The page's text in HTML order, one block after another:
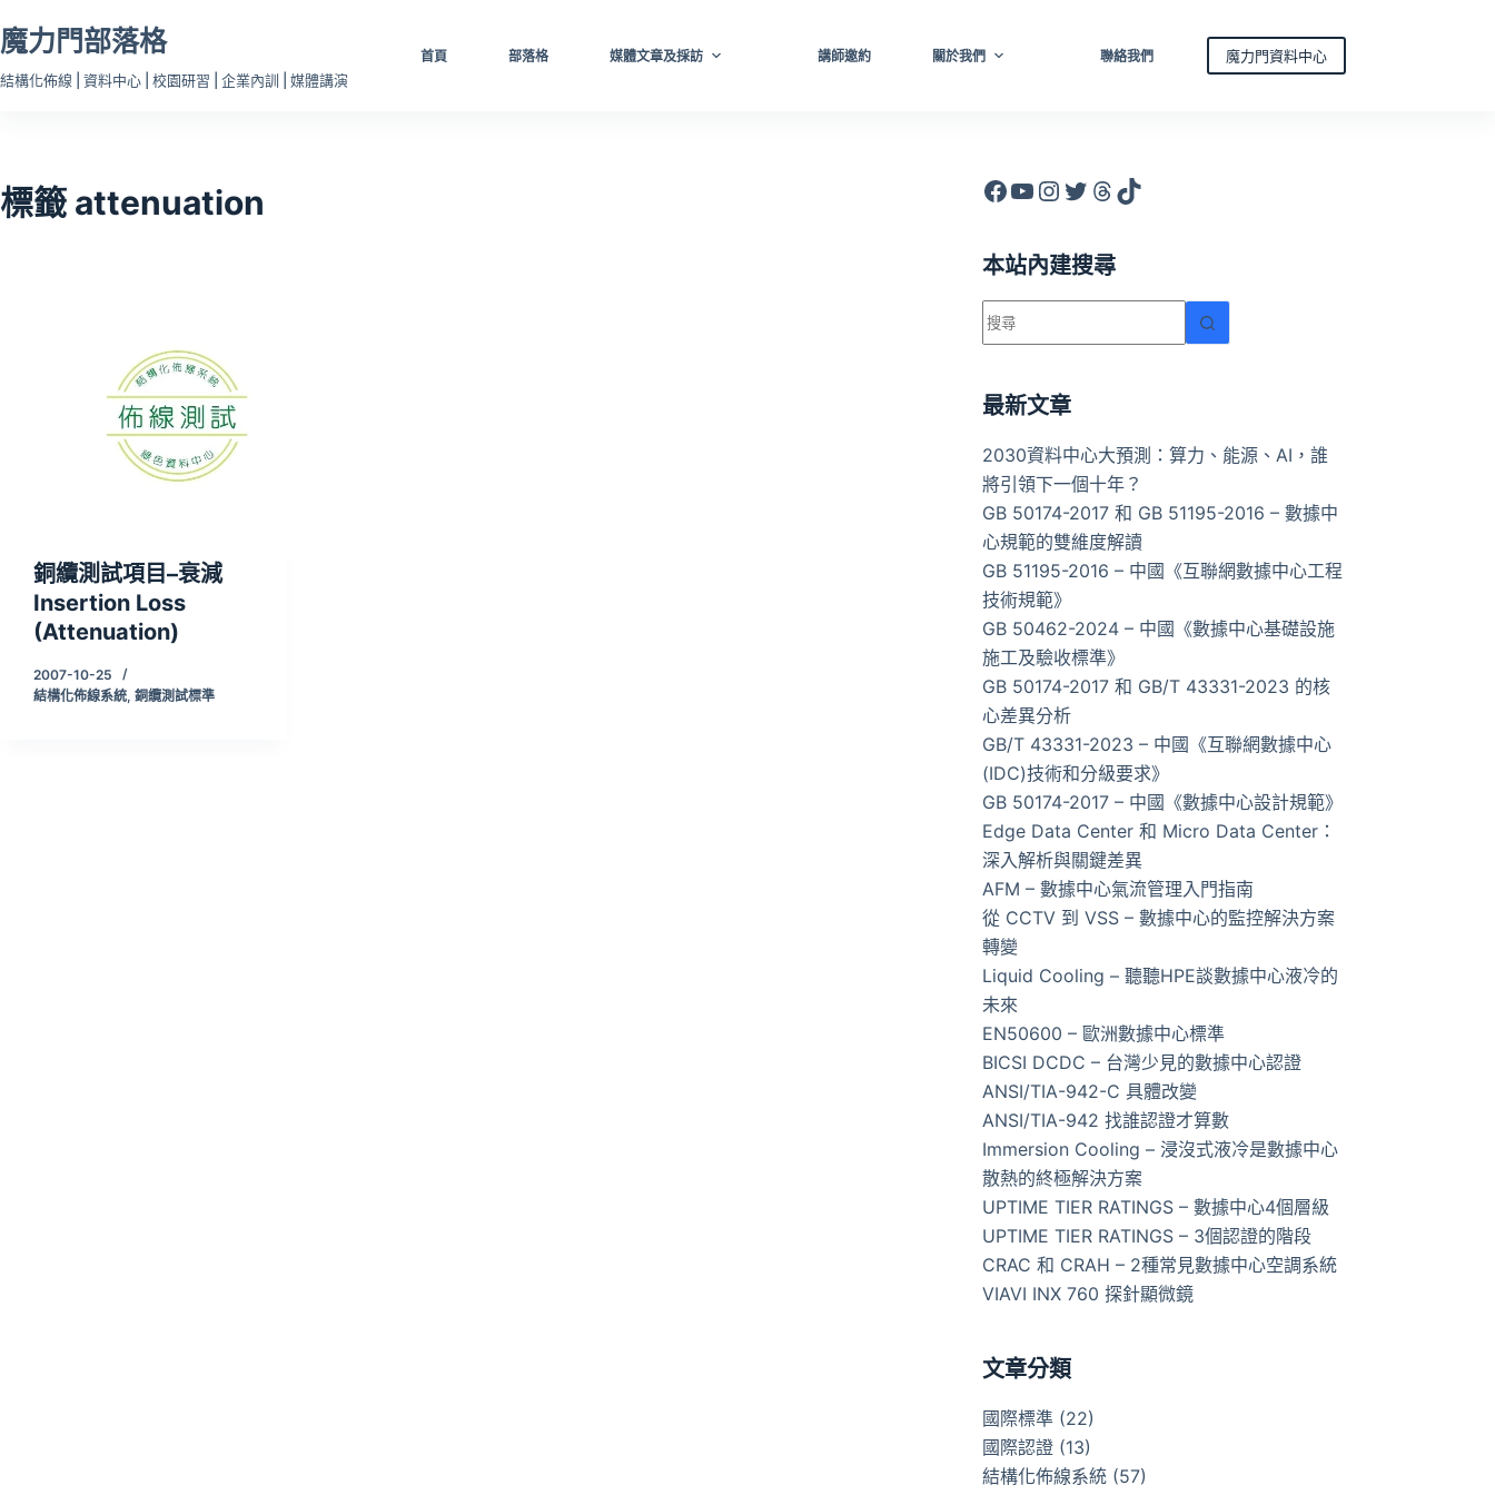
至
主
魔力門部落格
結構化佈線 | 資料中心 | 校園研習 | 企業內訓 | 媒體講演
首頁 部落格 媒體文章及採訪 講師邀約 關於我們 聯絡我們 魔力門資料中心
標籤 attenuation
銅纜測試項目–衰減
Insertion Loss
(Attenuation)
2007-10-25
結構化佈線系統, 銅纜測試標準
Facebook
YouTube
Instagram
X Threads
TikTok
本站內建搜尋
找
不
符
條
件
的
結
果
最新文章
2030資料中心大預測：算力、能源、AI，誰
將引領下一個十年？
GB 50174-2017 和 GB 51195-2016 – 數據中
心規範的雙維度解讀
GB 51195-2016 – 中國《互聯網數據中心工程
技術規範》
GB 50462-2024 – 中國《數據中心基礎設施
施工及驗收標準》
GB 50174-2017 和 GB/T 43331-2023 的核
心差異分析
GB/T 43331-2023 – 中國《互聯網數據中心
(IDC)技術和分級要求》
GB 50174-2017 – 中國《數據中心設計規範》
Edge Data Center 和 Micro Data Center：
深入解析與關鍵差異
AFM – 數據中心氣流管理入門指南
從 CCTV 到 VSS – 數據中心的監控解決方案
轉變
Liquid Cooling – 聽聽HPE談數據中心液冷的
未來
EN50600 – 歐洲數據中心標準
BICSI DCDC – 台灣少見的數據中心認證
ANSI/TIA-942-C 具體改變
ANSI/TIA-942 找誰認證才算數
Immersion Cooling – 浸沒式液冷是數據中心
散熱的終極解決方案
UPTIME TIER RATINGS – 數據中心4個層級
UPTIME TIER RATINGS – 3個認證的階段
CRAC 和 CRAH – 2種常見數據中心空調系統
VIAVI INX 760 探針顯微鏡
文章分類
國際標準 (22)
國際認證 (13)
結構化佈線系統 (57)